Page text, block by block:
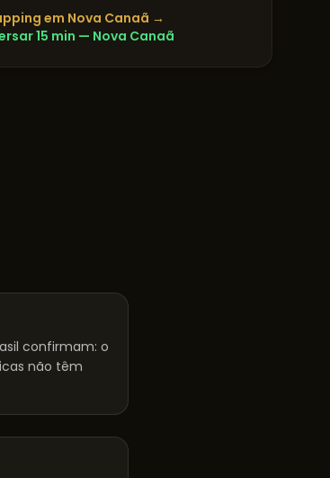
em Nova Canaã →
15 min — Nova Canaã
confirmam: o
não têm